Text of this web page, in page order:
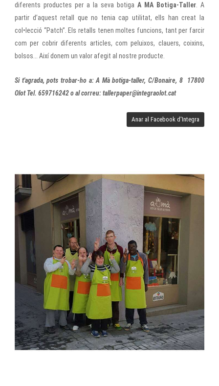
diferents productes per a la seva botiga A MA Botiga-Taller . A
partir d’aquest retall que no tenia cap utilitat, ells han creat la
col•lecció “Patch”. Els retalls tenen moltes funcions, tant per farcir
com per cobrir diferents articles, com peluixos, clauers, coixins,
bolsos... Així donem un valor afegit al nostre producte.
Si t'agrada, pots trobar-ho a: A Mà botiga-taller, C/Bonaire, 8 17800
Olot Tel. 659716242o al correu: tallerpaper@integraolot.cat
Anar al Facebook d'Integra